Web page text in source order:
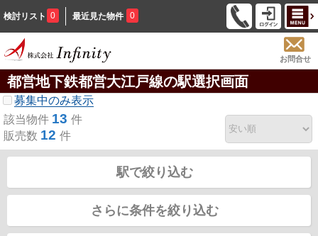
検討リスト 0 最近見た物件 0
お問合せ
都営地下鉄都営大江戸線の駅選択画面
募集中のみ表示
該当物件 13 件
販売数 12 件
駅で絞り込む
さらに条件を絞り込む